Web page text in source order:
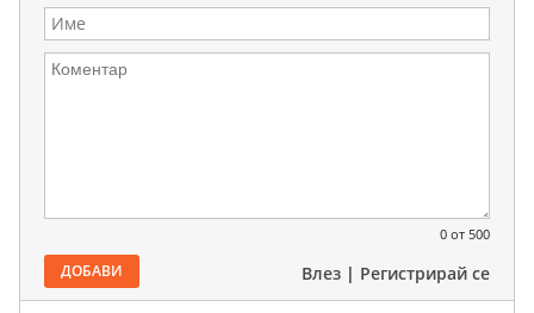
0 от 500
ДОБАВИ Влез | Регистрирай се